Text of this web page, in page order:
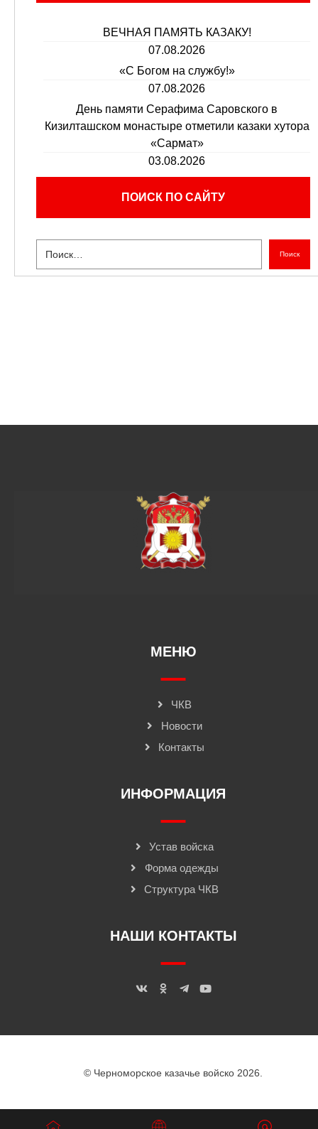
ВЕЧНАЯ ПАМЯТЬ КАЗАКУ!
07.08.2026
«С Богом на службу!»
07.08.2026
День памяти Серафима Саровского в
Кизилташском монастыре отметили казаки хутора
«Сармат»
03.08.2026
ПОИСК ПО САЙТУ
Поиск
МЕНЮ
ЧКВ
Новости
Контакты
ИНФОРМАЦИЯ
Устав войска
Форма одежды
Структура ЧКВ
НАШИ КОНТАКТЫ
© Черноморское казачье войско 2026.